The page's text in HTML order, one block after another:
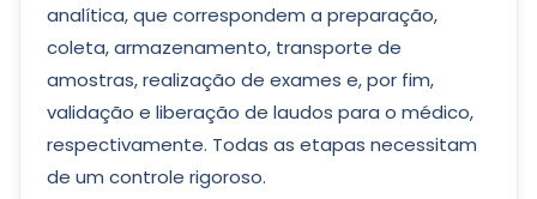
analítica, que correspondem a preparação,
coleta, armazenamento, transporte de
amostras, realização de exames e, por fim,
validação e liberação de laudos para o médico,
respectivamente. Todas as etapas necessitam
de um controle rigoroso.